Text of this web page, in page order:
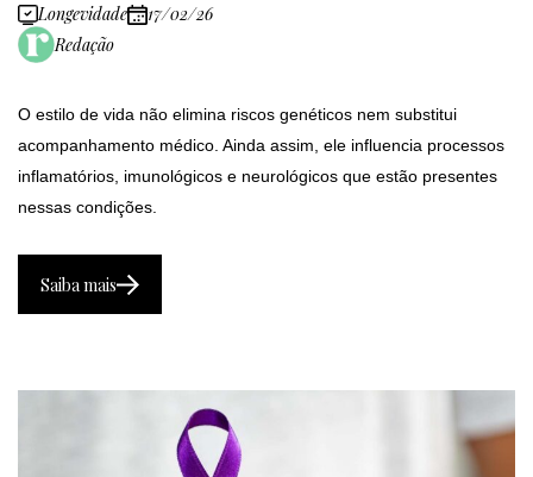
Longevidade
17/02/26
Redação
O estilo de vida não elimina riscos genéticos nem substitui
acompanhamento médico. Ainda assim, ele influencia processos
inflamatórios, imunológicos e neurológicos que estão presentes
nessas condições.
Saiba mais